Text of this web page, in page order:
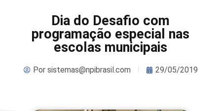
Dia do Desafio com
programação especial nas
escolas municipais
Porsistemas@npibrasil.com 29/05/2019